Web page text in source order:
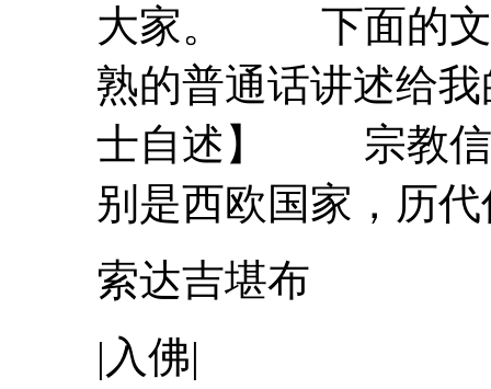
大家。 下面的文
熟的普通话讲述给
士自述】 宗教信
别是西欧国家，历
索达吉堪布
| 入佛|